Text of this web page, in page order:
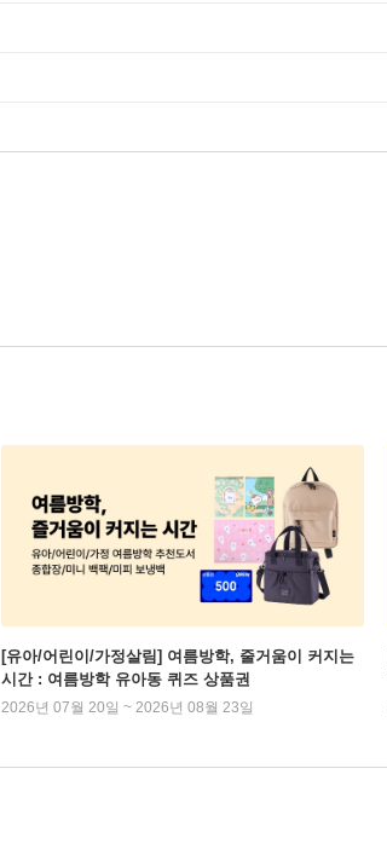
[유아/어린이/가정살림] 여름방학, 줄거움이 커지는
시간 : 여름방학 유아동 퀴즈 상품권
2026년 07월 20일 ~ 2026년 08월 23일